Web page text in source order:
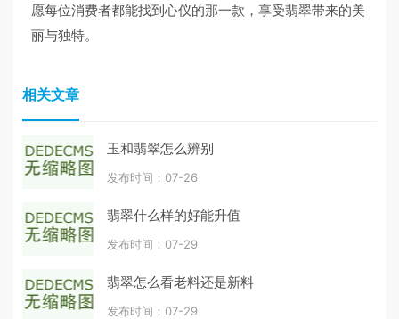
愿每位消费者都能找到心仪的那一款，享受翡翠带来的美
丽与独特。
相关文章
玉和翡翠怎么辨别
发布时间：07-26
翡翠什么样的好能升值
发布时间：07-29
翡翠怎么看老料还是新料
发布时间：07-29